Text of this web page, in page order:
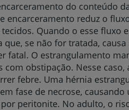
do conteúdo
encarceramento reduz o
Quando o esse fluxo
se não for tratada,
fatal. O estrangulamento
obstipação. Nesse caso,
febre. Uma hérnia
fase de necrose, causando
peritonite. No adulto, o